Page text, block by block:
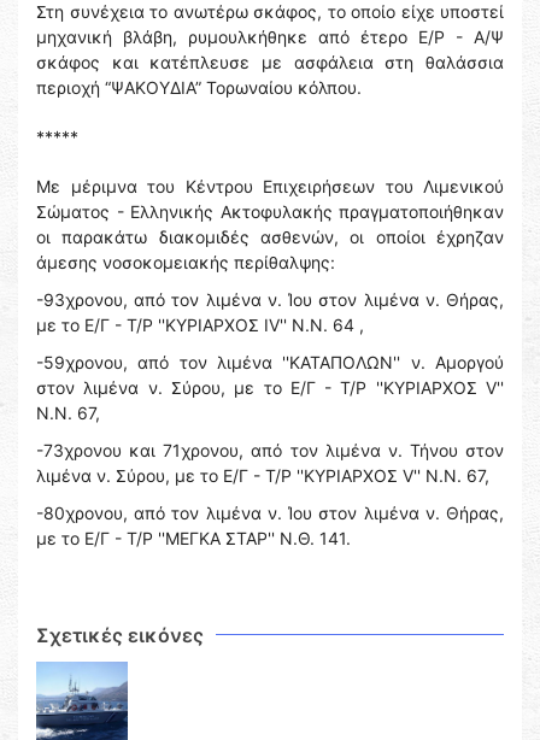
Στη συνέχεια το ανωτέρω σκάφος, το οποίο είχε υποστεί
μηχανική βλάβη, ρυμουλκήθηκε από έτερο Ε/Ρ - Α/Ψ
σκάφος και κατέπλευσε με ασφάλεια στη θαλάσσια
περιοχή “ΨΑΚΟΥΔΙΑ” Τορωναίου κόλπου.
*****
Με μέριμνα του Κέντρου Επιχειρήσεων του Λιμενικού
Σώματος - Ελληνικής Ακτοφυλακής πραγματοποιήθηκαν
οι παρακάτω διακομιδές ασθενών, οι οποίοι έχρηζαν
άμεσης νοσοκομειακής περίθαλψης:
-93χρονου, από τον λιμένα ν. Ίου στον λιμένα ν. Θήρας,
με το Ε/Γ - Τ/Ρ ''ΚΥΡΙΑΡΧΟΣ IV'' Ν.Ν. 64 ,
-59χρονου, από τον λιμένα ''ΚΑΤΑΠΟΛΩΝ'' ν. Αμοργού
στον λιμένα ν. Σύρου, με το Ε/Γ - Τ/Ρ ''ΚΥΡΙΑΡΧΟΣ V''
Ν.Ν. 67,
-73χρονου και 71χρονου, από τον λιμένα ν. Τήνου στον
λιμένα ν. Σύρου, με το Ε/Γ - Τ/Ρ ''ΚΥΡΙΑΡΧΟΣ V'' Ν.Ν. 67,
-80χρονου, από τον λιμένα ν. Ίου στον λιμένα ν. Θήρας,
με το Ε/Γ - Τ/Ρ ''ΜΕΓΚΑ ΣΤΑΡ'' Ν.Θ. 141.
Σχετικές εικόνες